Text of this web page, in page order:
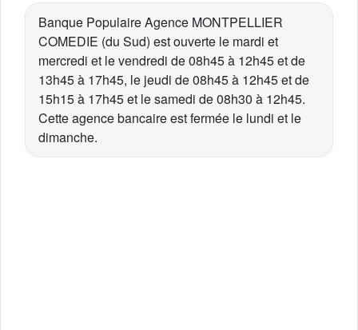
Banque Populaire Agence MONTPELLIER
COMEDIE (du Sud) est ouverte le mardi et
mercredi et le vendredi de 08h45 à 12h45 et de
13h45 à 17h45, le jeudi de 08h45 à 12h45 et de
15h15 à 17h45 et le samedi de 08h30 à 12h45.
Cette agence bancaire est fermée le lundi et le
dimanche.